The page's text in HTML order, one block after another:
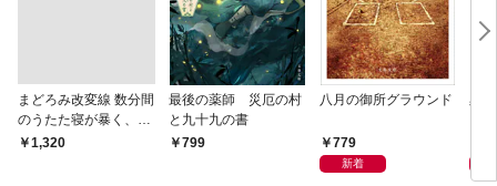
まどろみ改変線 数分間
のうたた寝が暴く、18
0度反転した世界の謎
￥1,320
最後の薬師 災厄の村
と九十九の書
799
八月の御所グラウンド
779
新着
黒